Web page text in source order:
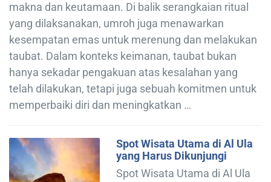
makna dan keutamaan. Di balik serangkaian ritual
yang dilaksanakan, umroh juga menawarkan
kesempatan emas untuk merenung dan melakukan
taubat. Dalam konteks keimanan, taubat bukan
hanya sekadar pengakuan atas kesalahan yang
telah dilakukan, tetapi juga sebuah komitmen untuk
memperbaiki diri dan meningkatkan …
Spot Wisata Utama di Al Ula
yang Harus Dikunjungi
Spot Wisata Utama di Al Ula